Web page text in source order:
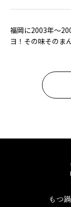
福岡に2003年～
ヨ！その味そのま
もつ